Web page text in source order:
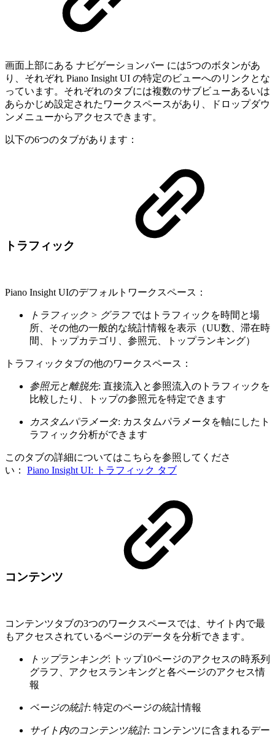
画面上部にある ナビゲーションバー には5つのボタンがあ
り、それぞれ Piano Insight UI の特定のビューへのリンクとな
っています。それぞれのタブには複数のサブビューあるいは
あらかじめ設定されたワークスペースがあり、ドロップダウ
ンメニューからアクセスできます。
以下の6つのタブがあります：
トラフィック
Piano Insight UIのデフォルトワークスペース：
トラフィック > グラフ ではトラフィックを時間と場
所、その他の一般的な統計情報を表示（UU数、滞在時
間、トップカテゴリ、参照元、トップランキング）
トラフィックタブの他のワークスペース：
参照元と離脱先: 直接流入と参照流入のトラフィックを
比較したり、トップの参照元を特定できます
カスタムパラメータ: カスタムパラメータを軸にしたト
ラフィック分析ができます
このタブの詳細についてはこちらを参照してくださ
い： Piano Insight UI: トラフィック タブ
コンテンツ
コンテンツタブの3つのワークスペースでは、サイト内で最
もアクセスされているページのデータを分析できます。
トップランキング: トップ10ページのアクセスの時系列
グラフ、アクセスランキングと各ページのアクセス情
報
ページの統計: 特定のページの統計情報
サイト内のコンテンツ統計: コンテンツに含まれるデー